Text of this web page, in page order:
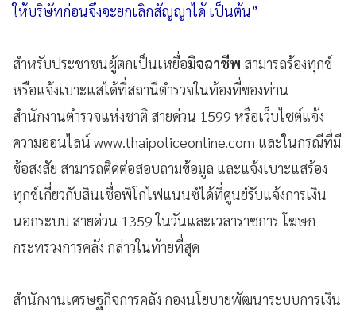
ให้บริษัทก่อนจึงจะยกเลิกสัญญาได้ เป็นต้น”
สำหรับประชาชนผู้ตกเป็นเหยื่อมิจฉาชีพ สามารถร้องทุกข์
หรือแจ้งเบาะแสได้ที่สถานีตำรวจในท้องที่ของท่าน
สำนักงานตำรวจแห่งชาติ สายด่วน 1599 หรือเว็บไซต์แจ้ง
ความออนไลน์ www.thaipoliceonline.com และในกรณีที่มี
ข้อสงสัย สามารถติดต่อสอบถามข้อมูล และแจ้งเบาะแสร้อง
ทุกข์เกี่ยวกับสินเชื่อพิโกไฟแนนซ์ได้ที่ศูนย์รับแจ้งการเงิน
นอกระบบ สายด่วน 1359 ในวันและเวลาราชการ โฆษก
กระทรวงการคลัง กล่าวในท้ายที่สุด
สำนักงานเศรษฐกิจการคลัง กองนโยบายพัฒนาระบบการเงิน